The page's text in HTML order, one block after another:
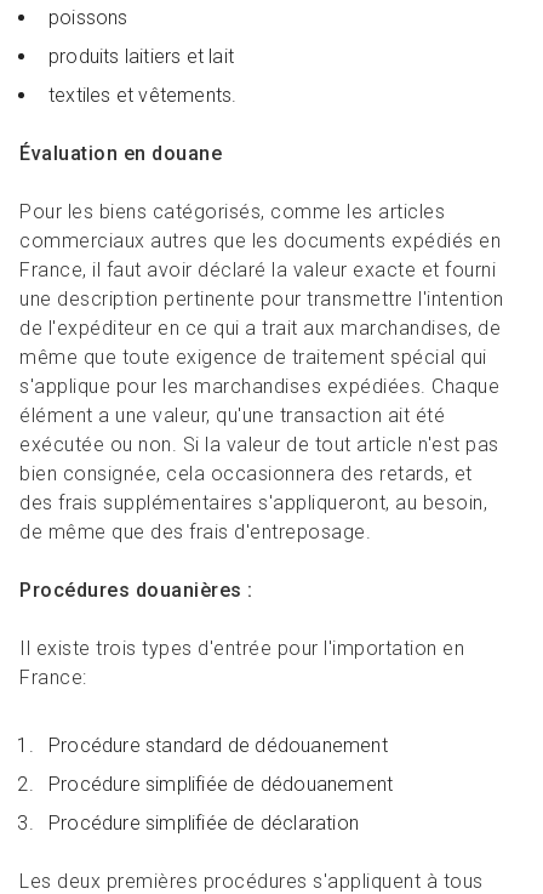
poissons
produits laitiers et lait
textiles et vêtements.
Évaluation en douane
Pour les biens catégorisés, comme les articles
commerciaux autres que les documents expédiés en
France, il faut avoir déclaré la valeur exacte et fourni
une description pertinente pour transmettre l'intention
de l'expéditeur en ce qui a trait aux marchandises, de
même que toute exigence de traitement spécial qui
s'applique pour les marchandises expédiées. Chaque
élément a une valeur, qu'une transaction ait été
exécutée ou non. Si la valeur de tout article n'est pas
bien consignée, cela occasionnera des retards, et
des frais supplémentaires s'appliqueront, au besoin,
de même que des frais d'entreposage.
Procédures douanières :
Il existe trois types d'entrée pour l'importation en
France:
Procédure standard de dédouanement
Procédure simplifiée de dédouanement
Procédure simplifiée de déclaration
Les deux premières procédures s'appliquent à tous